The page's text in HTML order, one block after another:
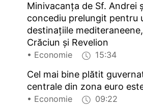
Minivacanța de Sf. Andrei
concediu prelungit pentru
destinațiile
Crăciun și Revelion
• Economie 15:34
Cel mai bine plătit
centrale din zona euro
• Economie 09:22